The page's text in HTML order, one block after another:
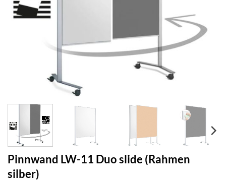
Pinnwand LW-11 Duo slide (Rahmen
silber)